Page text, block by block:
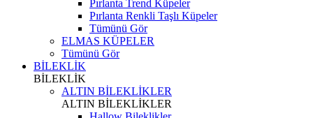
Pırlanta Trend Küpeler
Pırlanta Renkli Taşlı Küpeler
Tümünü Gör
ELMAS KÜPELER
Tümünü Gör
BİLEKLİK
BİLEKLİK
ALTIN BİLEKLİKLER
ALTIN BİLEKLİKLER